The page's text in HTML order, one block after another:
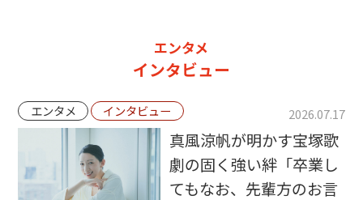
エンタメ
インタビュー
エンタメ インタビュー 2026.07.17
真風涼帆が明かす宝塚歌
劇の固く強い絆「卒業し
てもなお、先輩方のお言